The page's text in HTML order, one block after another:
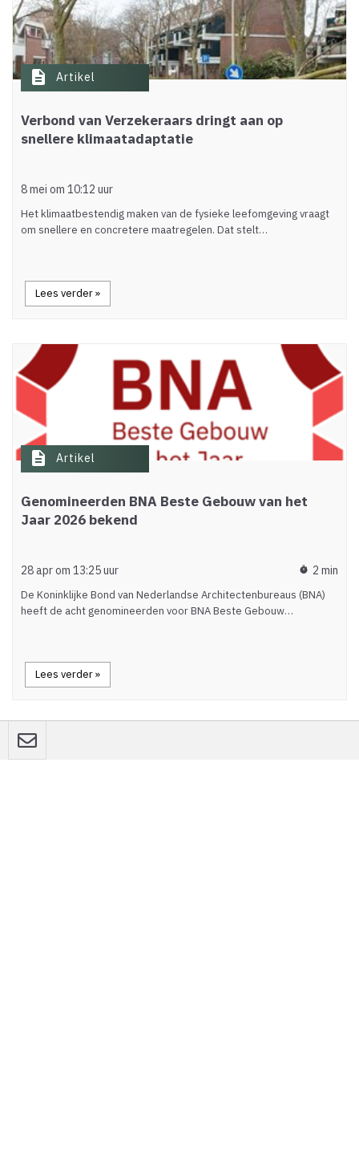
description Artikel
Verbond van Verzekeraars dringt aan op
snellere klimaatadaptatie
8 mei om 10:12 uur
Het klimaatbestendig maken van de fysieke leefomgeving vraagt
om snellere en concretere maatregelen. Dat stelt…
Lees verder »
description Artikel
Genomineerden BNA Beste Gebouw van het
Jaar 2026 bekend
28 apr om 13:25 uur timer 2 min
De Koninklijke Bond van Nederlandse Architectenbureaus (BNA)
heeft de acht genomineerden voor BNA Beste Gebouw…
Lees verder »